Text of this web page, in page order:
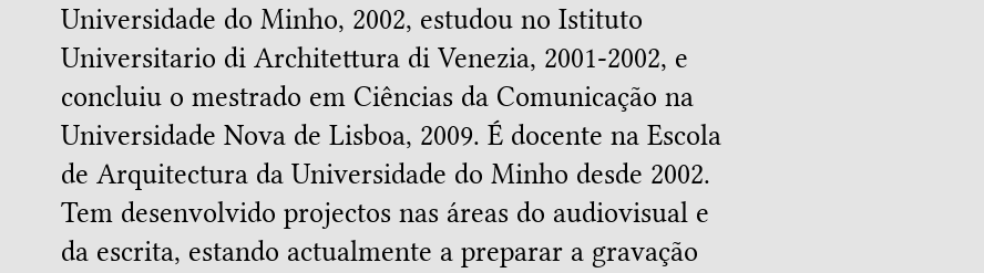
Universidade do Minho, 2002, estudou no Istituto
Universitario di Architettura di Venezia, 2001-2002, e
concluiu o mestrado em Ciências da Comunicação na
Universidade Nova de Lisboa, 2009. É docente na Escola
de Arquitectura da Universidade do Minho desde 2002.
Tem desenvolvido projectos nas áreas do audiovisual e
da escrita, estando actualmente a preparar a gravação